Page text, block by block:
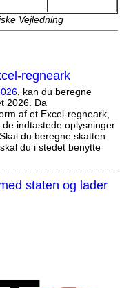
Vejledning
regneark
, kan du beregne
2026. Da
af et Excel-regneark,
indtastede oplysninger
du beregne skatten
du i stedet benytte
staten og lader